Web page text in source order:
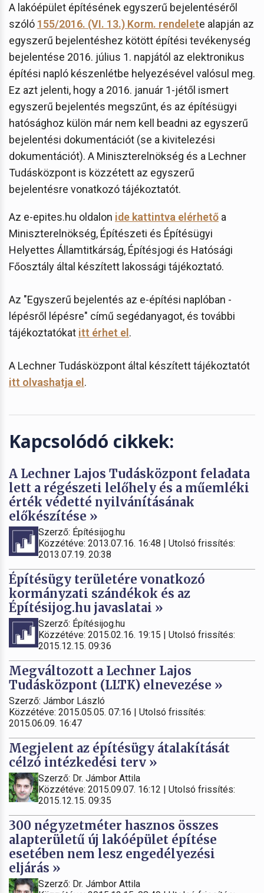
A lakóépület építésének egyszerű bejelentéséről
szóló 155/2016. (VI. 13.) Korm. rendelete alapján az
egyszerű bejelentéshez kötött építési tevékenység
bejelentése 2016. július 1. napjától az elektronikus
építési napló készenlétbe helyezésével valósul meg.
Ez azt jelenti, hogy a 2016. január 1-jétől ismert
egyszerű bejelentés megszűnt, és az építésügyi
hatósághoz külön már nem kell beadni az egyszerű
bejelentési dokumentációt (se a kivitelezési
dokumentációt). A Miniszterelnökség és a Lechner
Tudásközpont is közzétett az egyszerű
bejelentésre vonatkozó tájékoztatót.
Az e-epites.hu oldalon ide kattintva elérhető a
Miniszterelnökség, Építészeti és Építésügyi
Helyettes Államtitkárság, Építésjogi és Hatósági
Főosztály által készített lakossági tájékoztató.
Az "Egyszerű bejelentés az e-építési naplóban -
lépésről lépésre" című segédanyagot, és további
tájékoztatókat itt érhet el.
A Lechner Tudásközpont által készített tájékoztatót
itt olvashatja el.
Kapcsolódó cikkek:
A Lechner Lajos Tudásközpont feladata
lett a régészeti lelőhely és a műemléki
érték védetté nyilvánításának
előkészítése »
Szerző: Építésijog.hu
Közzétéve: 2013.07.16. 16:48 | Utolsó frissítés:
2013.07.19. 20:38
Építésügy területére vonatkozó
kormányzati szándékok és az
Építésijog.hu javaslatai »
Szerző: Építésijog.hu
Közzétéve: 2015.02.16. 19:15 | Utolsó frissítés:
2015.12.15. 09:36
Megváltozott a Lechner Lajos
Tudásközpont (LLTK) elnevezése »
Szerző: Jámbor László
Közzétéve: 2015.05.05. 07:16 | Utolsó frissítés:
2015.06.09. 16:47
Megjelent az építésügy átalakítását
célzó intézkedési terv »
Szerző: Dr. Jámbor Attila
Közzétéve: 2015.09.07. 16:12 | Utolsó frissítés:
2015.12.15. 09:35
300 négyzetméter hasznos összes
alapterületű új lakóépület építése
esetében nem lesz engedélyezési
eljárás »
Szerző: Dr. Jámbor Attila